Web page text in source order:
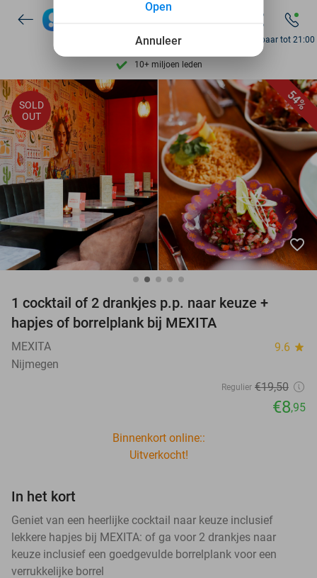
Ontdek 15.000+ deals
7 dagen per week beschikbaar
10+ miljoen leden
9,4 op basis van206.305 reviews
Ontdek 15.000+ deals
7 dagen per week beschikbaar
10+ miljoen leden
Bereikbaar tot 21:00
54%
SOLD
OUT
favorite_border
1 cocktail of 2 drankjes p.p. naar keuze +
hapjes of borrelplank bij MEXITA
MEXITA 9.6 star
Nijmegen
Regulier €19,50
€8,95
Binnenkort online::
Uitverkocht!
In het kort
Geniet van een heerlijke cocktail naar keuze inclusief
lekkere hapjes bij MEXITA: of ga voor 2 drankjes naar
keuze inclusief een goedgevulde borrelplank voor een
verrukkelijke borrel
Annuleer
Open